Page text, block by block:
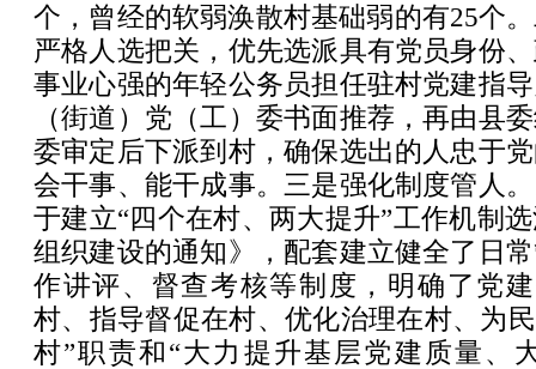
个，曾经的软弱涣散村基础弱的有25个
严格人选把关，优先选派具有党员身份
事业心强的年轻公务员担任驻村党建指
（街道）党（工）委书面推荐，再由县
委审定后下派到村，确保选出的人忠于
会干事、能干成事。三是强化制度管人
于建立“四个在村、两大提升”工作机制
组织建设的通知》，配套建立健全了日
作讲评、督查考核等制度，明确了党
村、指导督促在村、优化治理在村、为
村”职责和“大力提升基层党建质量、